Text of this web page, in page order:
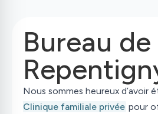
Bureau de
Nous sommes heureux d’avoir
Clinique familiale privée pour